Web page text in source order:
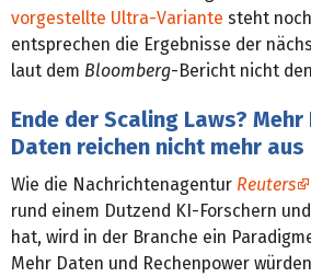
vorgestellte Ultra-Variante steht
entsprechen die Ergebnisse der
laut dem Bloomberg-Bericht nicht
Ende der Scaling Laws?
Daten reichen nicht mehr aus
Wie die Nachrichtenagentur Reuters
rund einem Dutzend KI-Forschern
hat, wird in der Branche ein
Mehr Daten und Rechenpower